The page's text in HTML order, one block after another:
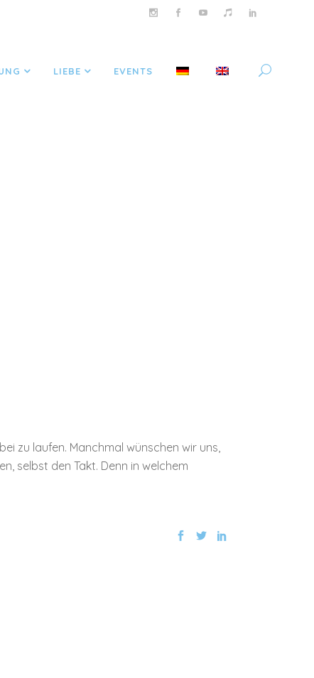
LIEBE EVENTS
zu laufen. Manchmal wünschen wir uns,
selbst den Takt. Denn in welchem